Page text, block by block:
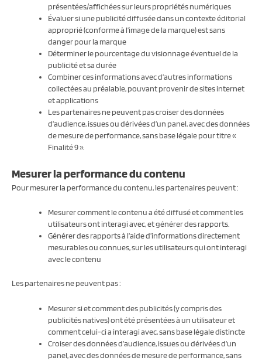
présentées/affichées sur leurs propriétés numériques
Évaluer si une publicité diffusée dans un contexte éditorial
approprié (conforme à l’image de la marque) est sans
danger pour la marque
Déterminer le pourcentage du visionnage éventuel de la
publicité et sa durée
Combiner ces informations avec d’autres informations
collectées au préalable, pouvant provenir de sites internet
et applications
Les partenaires ne peuvent pas croiser des données
d’audience, issues ou dérivées d’un panel, avec des données
de mesure de performance, sans base légale pour titre «
Finalité 9 ».
Mesurer la performance du contenu
Pour mesurer la performance du contenu, les partenaires peuvent :
Mesurer comment le contenu a été diffusé et comment les
utilisateurs ont interagi avec, et générer des rapports.
Générer des rapports à l’aide d’informations directement
mesurables ou connues, sur les utilisateurs qui ont interagi
avec le contenu
Les partenaires ne peuvent pas :
Mesurer si et comment des publicités (y compris des
publicités natives) ont été présentées à un utilisateur et
comment celui-ci a interagi avec, sans base légale distincte
Croiser des données d’audience, issues ou dérivées d’un
panel, avec des données de mesure de performance, sans